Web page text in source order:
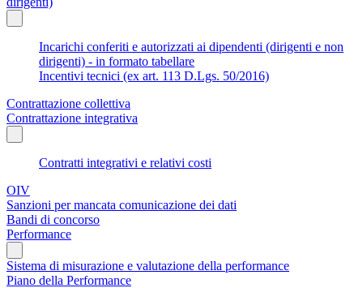
Incarichi conferiti e autorizzati ai dipendenti (dirigenti e non
dirigenti) - in formato tabellare
Incentivi tecnici (ex art. 113 D.Lgs. 50/2016)
Contrattazione collettiva
Contrattazione integrativa
Contratti integrativi e relativi costi
OIV
Sanzioni per mancata comunicazione dei dati
Bandi di concorso
Performance
Sistema di misurazione e valutazione della performance
Piano della Performance